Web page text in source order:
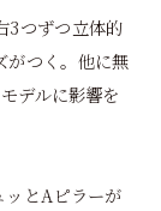
3つずつ立体的
がつく。他に無
デルに影響を
ッとAピラーが